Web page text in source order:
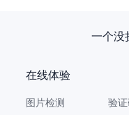
新规
在线体验
图片检测
验